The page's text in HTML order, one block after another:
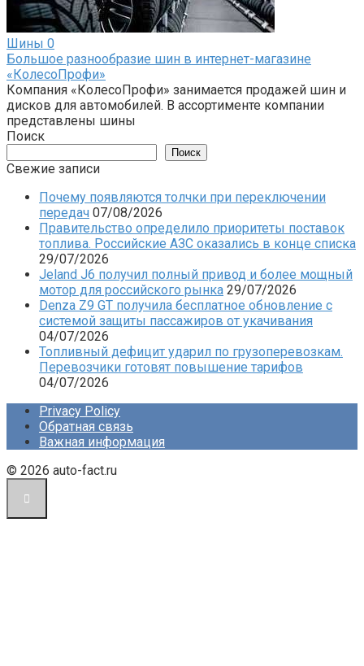
Шины 0
Большое разнообразие шин в интернет-магазине
«КолесоПрофи»
Компания «КолесоПрофи» занимается продажей шин и
дисков для автомобилей. В ассортименте компании
представлены шины
Поиск
Поиск
Свежие записи
Почему появляются толчки при переключении
передач 07/08/2026
Правительство определило приоритеты поставок
топлива. Российские АЗС оказались в конце списка
29/07/2026
Jeland J6 получил полный привод и более мощный
мотор для российского рынка 29/07/2026
Denza Z9 GT получила бесплатное обновление с
системой защиты пассажиров от укачивания
04/07/2026
Топливный дефицит ударил по грузоперевозкам.
Перевозчики готовят повышение тарифов
04/07/2026
Privacy Policy
Обратная связь
Важная информация
© 2026 auto-fact.ru